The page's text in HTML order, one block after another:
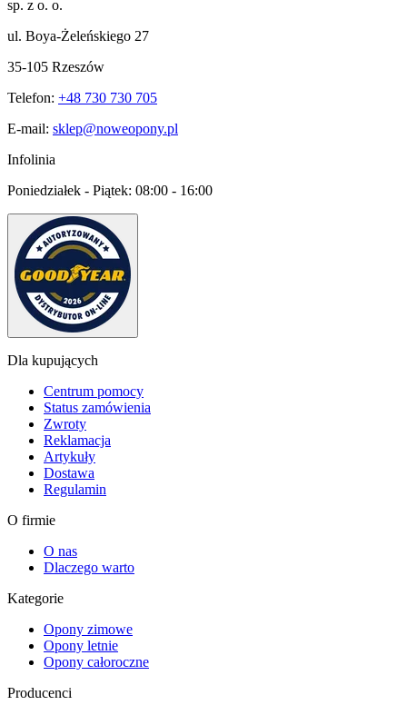
sp. z o. o.
ul. Boya-Żeleńskiego 27
35-105 Rzeszów
Telefon: +48 730 730 705
E-mail: sklep@noweopony.pl
Infolinia
Poniedziałek - Piątek: 08:00 - 16:00
Dla kupujących
Centrum pomocy
Status zamówienia
Zwroty
Reklamacja
Artykuły
Dostawa
Regulamin
O firmie
O nas
Dlaczego warto
Kategorie
Opony zimowe
Opony letnie
Opony całoroczne
Producenci